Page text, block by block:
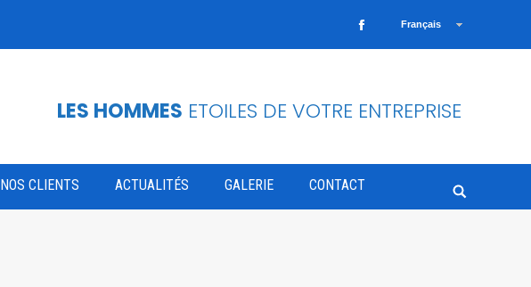
FacebookFrançais
LES HOMMES ETOILES DE VOTRE ENTREPRISE
NOS CLIENTS ACTUALITÉS GALERIE CONTACT
Search: